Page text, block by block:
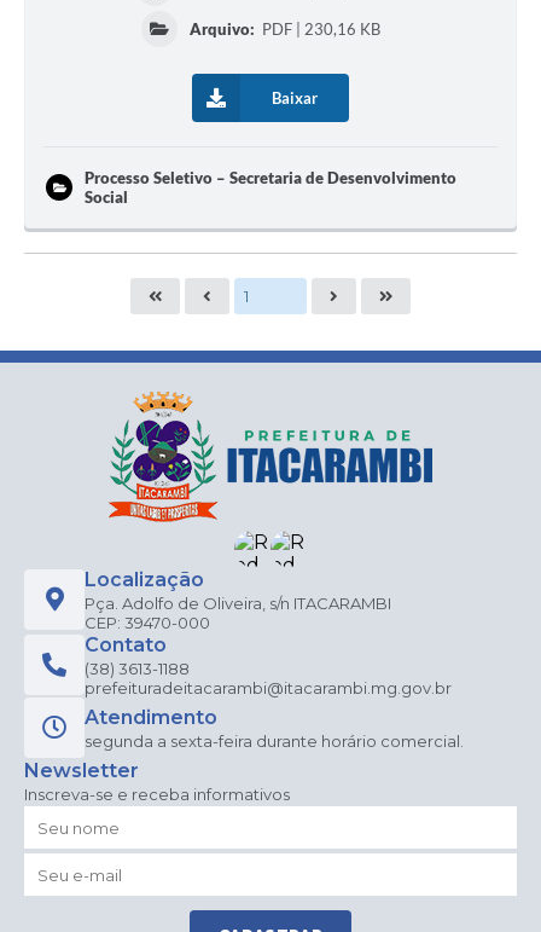
Arquivo: PDF | 230,16 KB
Baixar
Processo Seletivo – Secretaria de Desenvolvimento
Social
Localização
Pça. Adolfo de Oliveira, s/n ITACARAMBI
CEP: 39470-000
Contato
(38) 3613-1188
prefeituradeitacarambi@itacarambi.mg.gov.br
Atendimento
segunda a sexta-feira durante horário comercial.
Newsletter
Inscreva-se e receba informativos